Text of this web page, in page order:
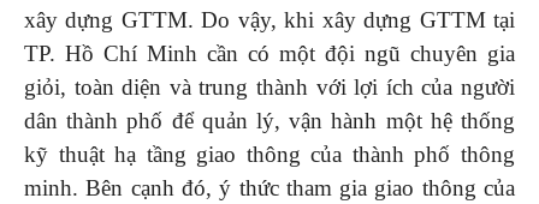
xây dựng GTTM. Do vậy, khi xây dựng GTTM tại
TP. Hồ Chí Minh cần có một đội ngũ chuyên gia
giỏi, toàn diện và trung thành với lợi ích của người
dân thành phố để quản lý, vận hành một hệ thống
kỹ thuật hạ tầng giao thông của thành phố thông
minh. Bên cạnh đó, ý thức tham gia giao thông của